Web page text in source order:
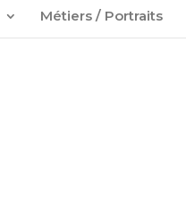
Métiers / Portraits